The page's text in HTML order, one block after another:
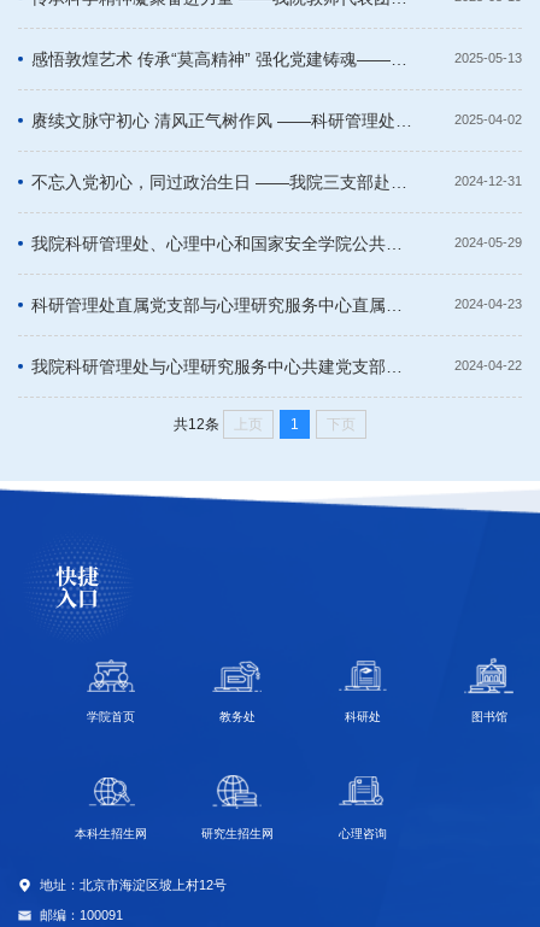
感悟敦煌艺术 传承“莫高精神” 强化党建铸魂——国际关系学院四部门联合党支部赴北京展览馆开展主题党日活动 2025-05-13
2025-04-02
2024-12-31
我院科研管理处、心理中心和国家安全学院公共管理系联合开展“学党史守初心、严纪律铸忠诚”主题党日活动 2024-05-29
2024-04-23
2024-04-22
共12条 上页 1 下页
快捷
入口
学院首页 教务处 科研处 图书馆
本科生招生网 研究生招生网 心理咨询
地址：北京市海淀区坡上村12号
邮编：100091